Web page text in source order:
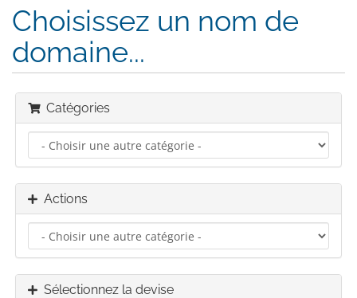
Choisissez un nom de
domaine...
Catégories
Actions
Sélectionnez la devise